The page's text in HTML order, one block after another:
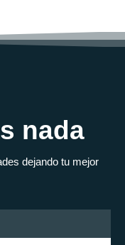
nada
dejando tu mejor